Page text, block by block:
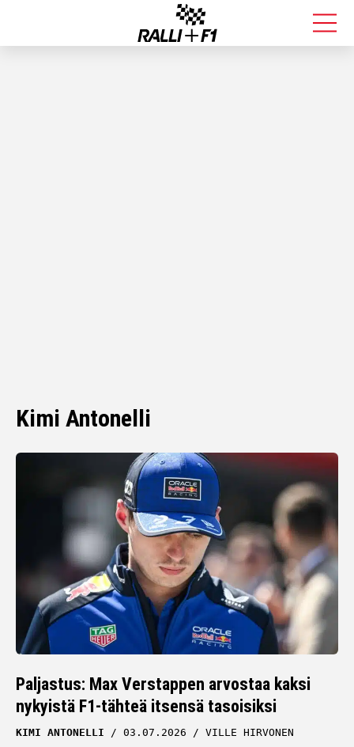
Kimi Antonelli
Paljastus: Max Verstappen arvostaa kaksi
nykyistä F1-tähteä itsensä tasoisiksi
KIMI ANTONELLI 03.07.2026 VILLE HIRVONEN